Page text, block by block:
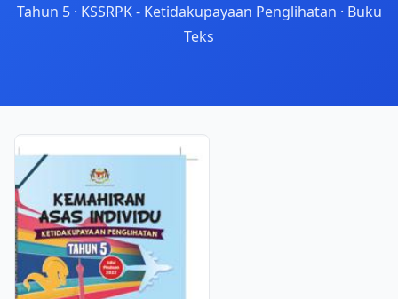
Tahun 5· KSSRPK - Ketidakupayaan Penglihatan · Buku
Teks